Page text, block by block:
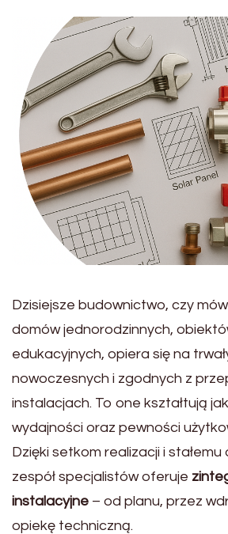
Dzisiejsze budownictwo, czy
domów jednorodzinnych,
edukacyjnych, opiera się na
nowoczesnych i zgodnych z
instalacjach. To one kształtują
wydajności oraz pewności
Dzięki setkom realizacji i stałemu
zespół specjalistów oferuje
instalacyjne – od planu, przez
opiekę techniczną.